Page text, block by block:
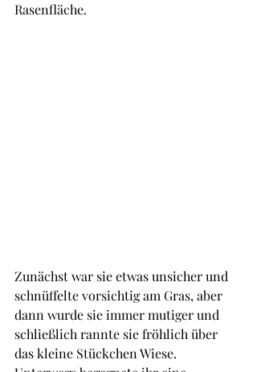
Rasenfläche.
Zunächst war sie etwas unsicher und
schnüffelte vorsichtig am Gras, aber
dann wurde sie immer mutiger und
schließlich rannte sie fröhlich über
das kleine Stückchen Wiese.